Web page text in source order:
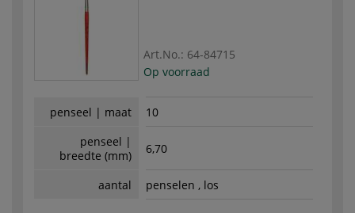
Art.No.: 64-84715
Op voorraad
penseel | maat
10
penseel |
breedte (mm)
6,70
aantal penselen , los